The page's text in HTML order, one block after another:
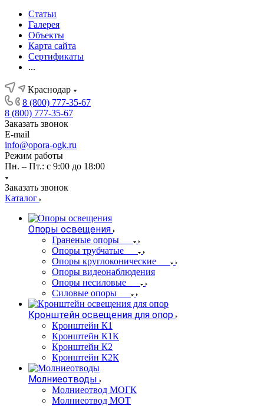
Статьи
Галерея
Объекты
Карта сайта
Сертификаты
...
Краснодар
8 (800) 777-35-67
8 (800) 777-35-67
Заказать звонок
E-mail
info@opora-ogk.ru
Режим работы
Пн. – Пт.: с 9:00 до 18:00
Заказать звонок
Каталог
Опоры освещения
Граненые опоры
Опоры трубчатые
Опоры круглоконические
Опоры видеонаблюдения
Опоры несиловые
Силовые опоры
Кронштейн освещения для опор
Кронштейн К1
Кронштейн К1К
Кронштейн К2
Кронштейн К2К
Молниеотводы
Молниеотвод МОГК
Молниеотвод МОТ